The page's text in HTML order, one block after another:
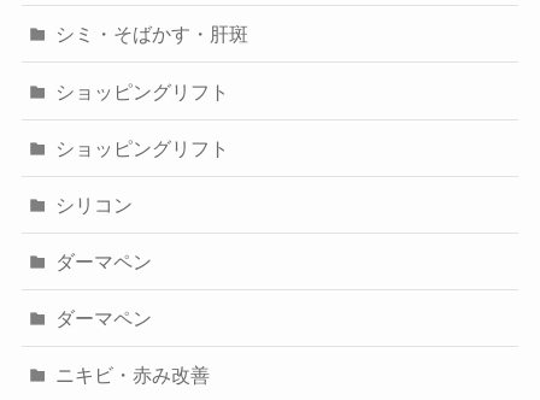
シミ・そばかす・肝斑
ショッピングリフト
ショッピングリフト
シリコン
ダーマペン
ダーマペン
ニキビ・赤み改善